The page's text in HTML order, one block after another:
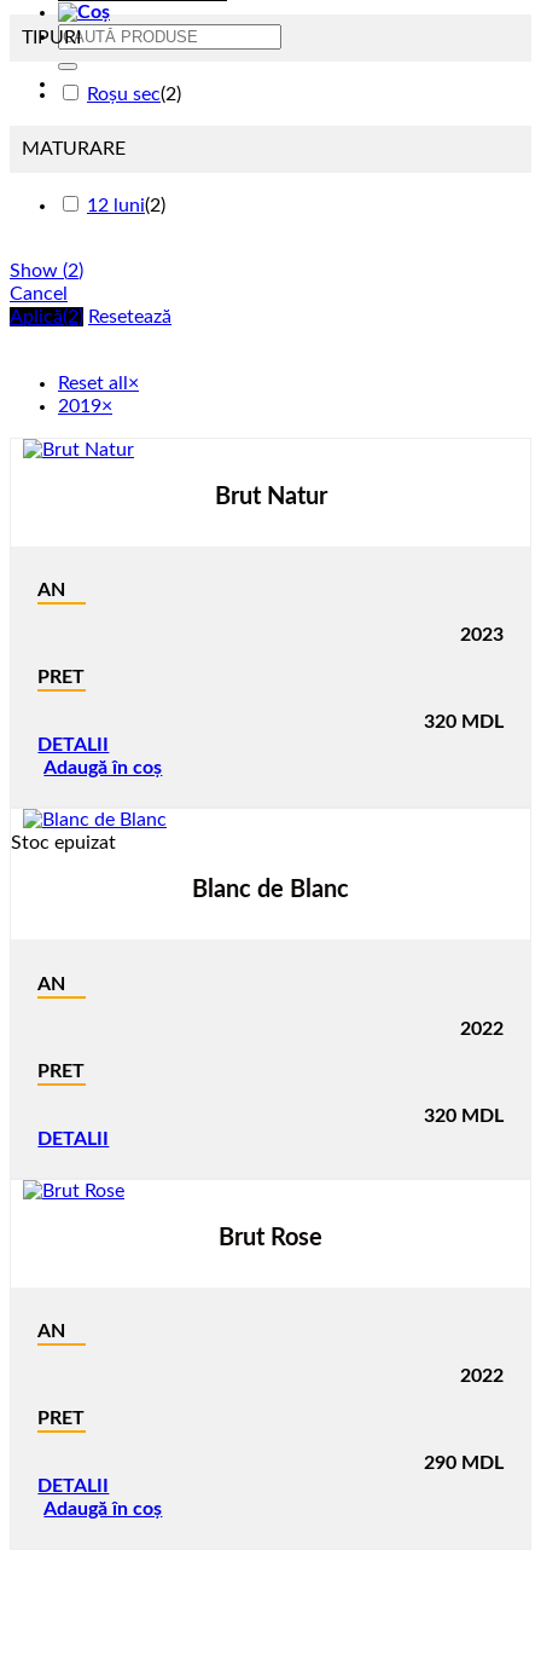
Caută
TIPURI
Roșu sec(2)
MATURARE
12 luni(2)
Show (2)
Cancel
Aplică(2) Resetează
Reset all ×
2019×
Brut Natur
AN
2023
PRET
320 MDL
DETALII
Adaugă în coș
Stoc epuizat
Blanc de Blanc
AN
2022
PRET
320 MDL
DETALII
Brut Rose
AN
2022
PRET
290 MDL
DETALII
Adaugă în coș